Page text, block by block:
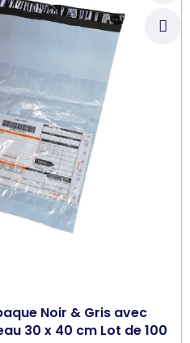
Noir & Gris avec
30 x 40 cm Lot de 100